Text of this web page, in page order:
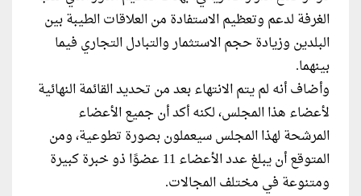
الغرفة لدعم وتعظيم الاستفادة من العلاقات الطيبة بين
البلدين وزيادة حجم الاستثمار والتبادل التجاري فيما
بينهما.
وأضاف أنه لم يتم الانتهاء بعد من تحديد القائمة النهائية
لأعضاء هذا المجلس، لكنه أكد أن جميع الأعضاء
المرشحة لهذا المجلس سيعملون بصورة تطوعية، ومن
المتوقع أن يبلغ عدد الأعضاء 11 عضوًا ذو خبرة كبيرة
ومتنوعة في مختلف المجالات.